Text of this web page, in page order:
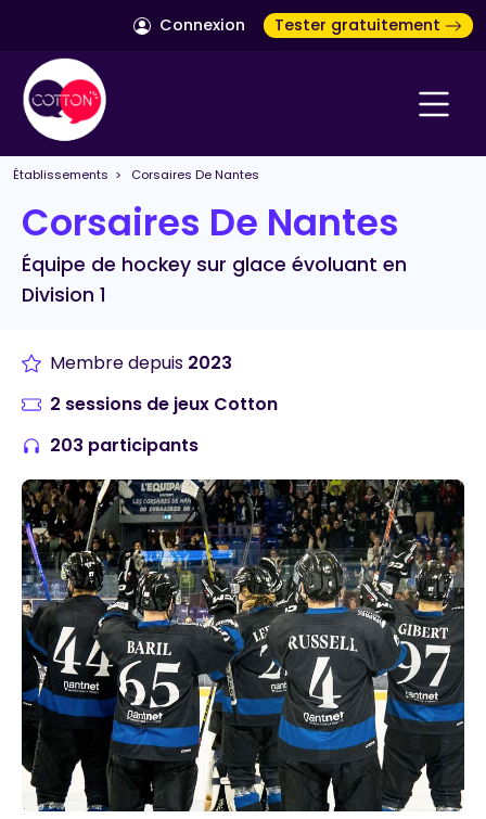
Connexion Tester gratuitement
Établissements > Corsaires De Nantes
Corsaires De Nantes
Équipe de hockey sur glace évoluant en
Division 1
Membre depuis 2023
2 sessions de jeux Cotton
203 participants